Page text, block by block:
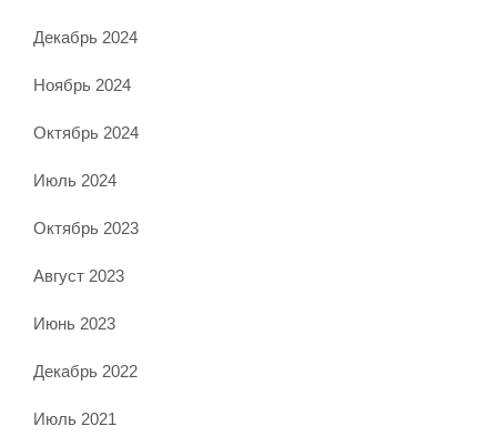
Декабрь 2024
Ноябрь 2024
Октябрь 2024
Июль 2024
Октябрь 2023
Август 2023
Июнь 2023
Декабрь 2022
Июль 2021